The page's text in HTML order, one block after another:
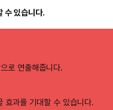
수 있습니다.
로 연출해줍니다.
효과를 기대할 수 있습니다.